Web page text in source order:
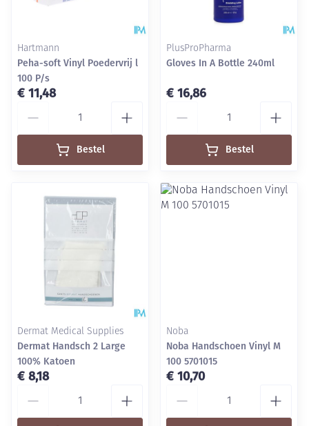
Hartmann
Peha-soft Vinyl Poedervrij l
100 P/s
€ 11,48
Bestel
PlusProPharma
Gloves In A Bottle 240ml
€ 16,86
Bestel
Dermat Medical Supplies
Dermat Handsch 2 Large
100% Katoen
€ 8,18
Noba
Noba Handschoen Vinyl M
100 5701015
€ 10,70